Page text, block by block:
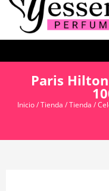
Paris
Inicio/Tienda /Tienda /